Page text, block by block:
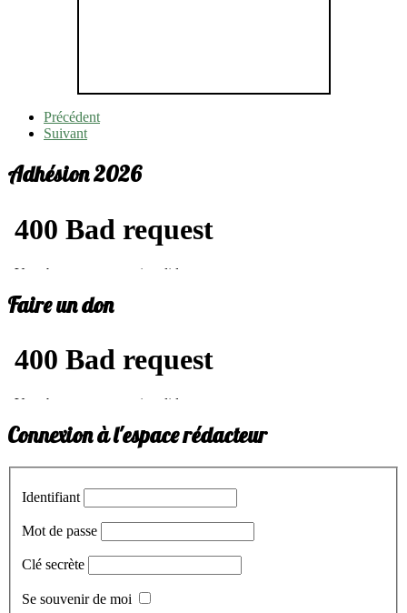
Précédent
Suivant
Adhésion 2026
Faire un don
Connexion à l'espace rédacteur
Identifiant
Mot de passe
Clé secrète
Se souvenir de moi